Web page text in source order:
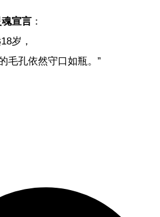
宣言 ：
岁，
毛孔依然守口如瓶。”